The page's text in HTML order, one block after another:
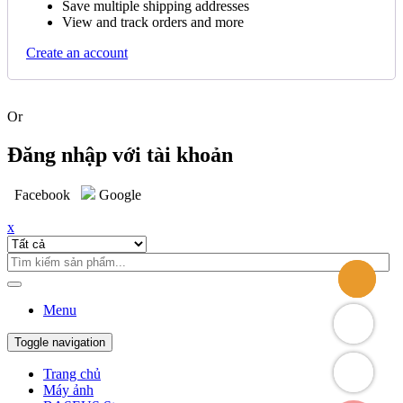
Save multiple shipping addresses
View and track orders and more
Create an account
Or
Đăng nhập với tài khoản
Facebook Google
x
Menu
Toggle navigation
Trang chủ
Máy ảnh